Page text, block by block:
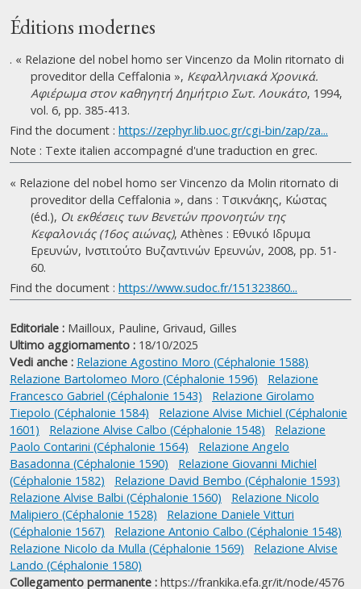
Éditions modernes
. « Relazione del nobel homo ser Vincenzo da Molin ritornato di
proveditor della Ceffalonia », Κεφαλληνιακά Χρονικά.
Αφιέρωμα στον καθηγητή Δημήτριο Σωτ. Λουκάτο, 1994,
vol. 6, pp. 385-413.
Find the document : https://zephyr.lib.uoc.gr/cgi-bin/zap/za...
Note : Texte italien accompagné d'une traduction en grec.
« Relazione del nobel homo ser Vincenzo da Molin ritornato di
proveditor della Ceffalonia », dans : Τσικνάκης, Κώστας
(éd.), Οι εκθέσεις των Βενετών προνοητών της
Κεφαλονιάς (16ος αιώνας), Athènes : Εθνικό Ιδρυμα
Ερευνών, Ινστιτούτο Βυζαντινών Ερευνών, 2008, pp. 51-
60.
Find the document : https://www.sudoc.fr/151323860...
Editoriale : Mailloux, Pauline, Grivaud, Gilles
Ultimo aggiornamento : 18/10/2025
Vedi anche : Relazione Agostino Moro (Céphalonie 1588)
Relazione Bartolomeo Moro (Céphalonie 1596)
Relazione
Francesco Gabriel (Céphalonie 1543)
Relazione Girolamo
Tiepolo (Céphalonie 1584)
Relazione Alvise Michiel (Céphalonie
1601)
Relazione Alvise Calbo (Céphalonie 1548)
Relazione
Paolo Contarini (Céphalonie 1564)
Relazione Angelo
Basadonna (Céphalonie 1590)
Relazione Giovanni Michiel
(Céphalonie 1582)
Relazione David Bembo (Céphalonie 1593)
Relazione Alvise Balbi (Céphalonie 1560)
Relazione Nicolo
Malipiero (Céphalonie 1528)
Relazione Daniele Vitturi
(Céphalonie 1567)
Relazione Antonio Calbo (Céphalonie 1548)
Relazione Nicolo da Mulla (Céphalonie 1569)
Relazione Alvise
Lando (Céphalonie 1580)
Collegamento permanente : https://frankika.efa.gr/it/node/4576